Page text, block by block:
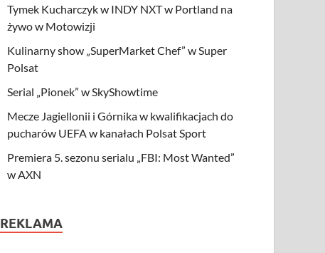
Tymek Kucharczyk w INDY NXT w Portland na
żywo w Motowizji
Kulinarny show „SuperMarket Chef” w Super
Polsat
Serial „Pionek” w SkyShowtime
Mecze Jagiellonii i Górnika w kwalifikacjach do
pucharów UEFA w kanałach Polsat Sport
Premiera 5. sezonu serialu „FBI: Most Wanted”
w AXN
REKLAMA